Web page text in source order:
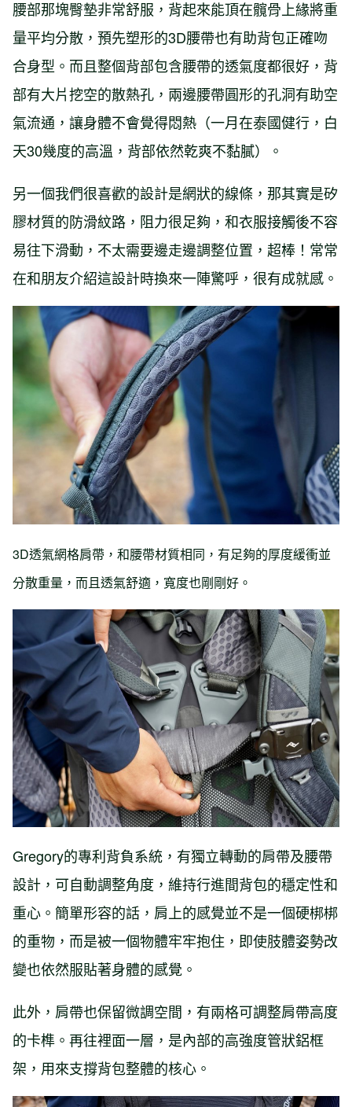
腰部那塊臀墊非常舒服，背起來能頂在髖骨上緣將重
量平均分散，預先塑形的3D腰帶也有助背包正確吻
合身型。而且整個背部包含腰帶的透氣度都很好，背
部有大片挖空的散熱孔，兩邊腰帶圓形的孔洞有助空
氣流通，讓身體不會覺得悶熱（一月在泰國健行，白
天30幾度的高溫，背部依然乾爽不黏膩）。
另一個我們很喜歡的設計是網狀的線條，那其實是矽
膠材質的防滑紋路，阻力很足夠，和衣服接觸後不容
易往下滑動，不太需要邊走邊調整位置，超棒！常常
在和朋友介紹這設計時換來一陣驚呼，很有成就感。
3D透氣網格肩帶，和腰帶材質相同，有足夠的厚度緩衝並
分散重量，而且透氣舒適，寬度也剛剛好。
Gregory的專利背負系統，有獨立轉動的肩帶及腰帶
設計，可自動調整角度，維持行進間背包的穩定性和
重心。簡單形容的話，肩上的感覺並不是一個硬梆梆
的重物，而是被一個物體牢牢抱住，即使肢體姿勢改
變也依然服貼著身體的感覺。
此外，肩帶也保留微調空間，有兩格可調整肩帶高度
的卡榫。再往裡面一層，是內部的高強度管狀鋁框
架，用來支撐背包整體的核心。